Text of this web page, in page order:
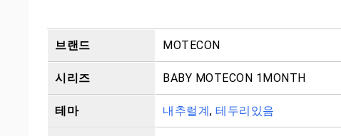
브랜드 MOTECON
시리즈 BABY MOTECON 1MONTH
테마 내추럴계, 테두리있음